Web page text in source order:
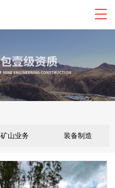
矿山业务 装备制造